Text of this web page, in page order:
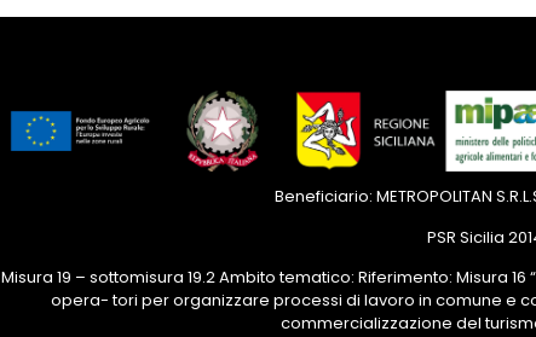
Beneficiario: METROPOLITAN
PSR Sicilia
Misura 19 – sottomisura 19.2 Ambito tematico: Riferimento: Misura
opera- tori per organizzare processi di lavoro in comune e
commercializzazione del